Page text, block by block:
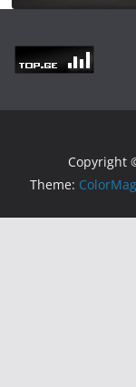
Copyright
Theme: ColorMag